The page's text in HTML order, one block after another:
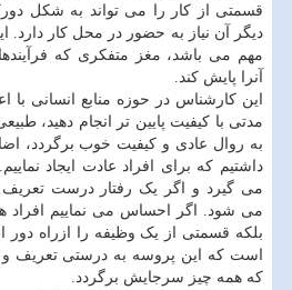
قسمتی از کار را می تواند به شکل
دیگر آن نیاز به حضور در محل کار دارد.
مهم می باشد، مغز متفکری که
آنرا پایش کند.
این کارشناس در حوزه منابع انسانی با
مدتی با کیفیت پایین تر انجام دهید،
به روال عادی و کیفیت خوب برگردد،
داشتیم که برای افراد عادت ایجاد
می گیرد و اگر یک رفتار درست تعریف
می شود. اگر احساس می نماییم افراد
بلکه قسمتی از یک وظیفه را ازراه دور
است که این پروسه به درستی تعریف و
که همه چیز سرجایش برگردد.